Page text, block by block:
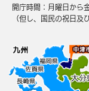
開庁時間：月曜日から
（但し、国民の祝日及